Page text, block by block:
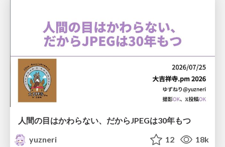
人間の目はかわらない、だからJPEGは30年もつ
yuzneri
12 18k